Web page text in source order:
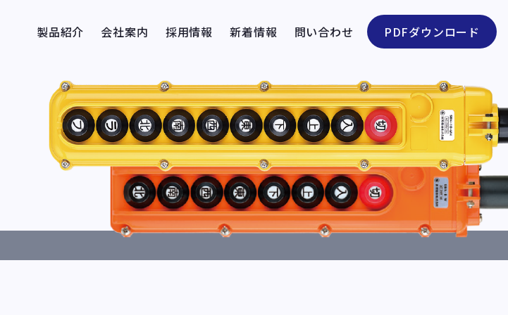
製品紹介
エレカット
SDMレールシステム
ケーブルハンガー
会社案内 採用情報 新着情報 問い合わせ PDFダウンロード